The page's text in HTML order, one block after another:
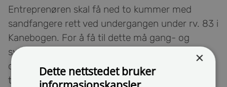
Entreprenøren skal få ned to kummer med
sandfangere rett ved undergangen under rv. 83 i
Kanebogen. For å få til dette må gang- og
sykkelveien graves opp og undergangen blir
dermed stengt fra torsdag ettermiddag til
tirsdag ettermiddag.
×
Dette nettstedet bruker